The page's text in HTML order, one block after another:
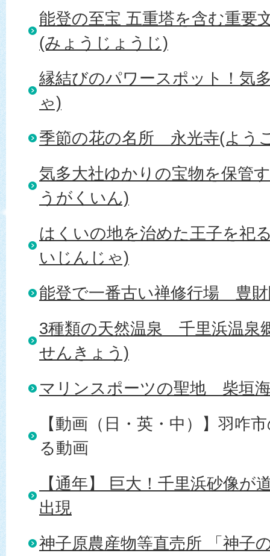
能登の至宝 五重塔を含む重要
(みょうじょうじ)
縁結びのパワースポット！気
ゃ)
季節の花の名所＿永光寺(よう
気多大社ゆかりの宝物を保管
うがくいん)
はくいの地を治めた王子を祀
いじんじゃ)
能登で一番古い禅修行場＿豊
3種類の天然温泉＿千里浜温泉
せんきょう)
マリンスポーツの聖地＿柴垣
【動画（日・英・中）】羽咋
る動画
【通年】 巨大！千里浜砂像が
出現
神子原農産物等直売所 「神子